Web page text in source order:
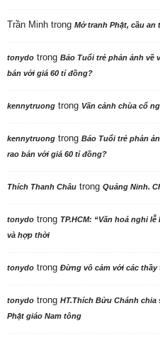
Trần Minh trong Mở tranh Phật, cầu an
tonydo trong Báo Tuổi trẻ phản ảnh về
bán với giá 60 tỉ đồng?
kennytruong trong Vãn cảnh chùa cổ
kennytruong trong Báo Tuổi trẻ phản
rao bán với giá 60 tỉ đồng?
Thích Thanh Châu trong Quảng Ninh.
tonydo trong TP.HCM: “Văn hoá nghi
và hợp thời
tonydo trong Đừng vô cảm với các thầy
tonydo trong HT.Thích Bửu Chánh
Phật giáo Nam tông